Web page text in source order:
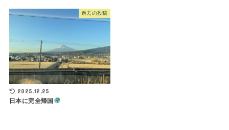
過去の投稿
2025.12.25
日本に完全帰国